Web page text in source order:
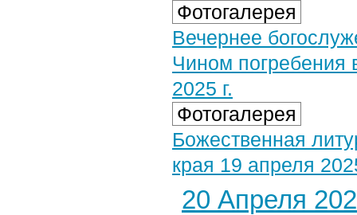
Фотогалерея
Вечернее
Чином погребения
2025 г.
Фотогалерея
Божественная
края 19 апреля
20 Апреля